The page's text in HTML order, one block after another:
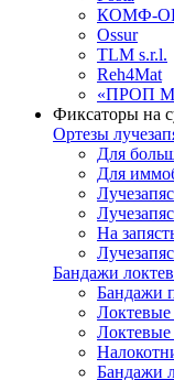
КОМФ-
Ossur
TLM s.r.l.
Reh4Mat
«ПРОП
Фиксаторы на
Ортезы
Для
Для
На
Бандажи
Бандажи
Локтевые
Бандажи